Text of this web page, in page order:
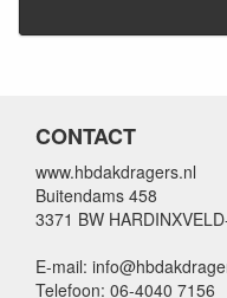
CONTACT
www.hbdakdragers.nl
Buitendams 458
3371 BW
E-mail:
Telefoon: 06-4040 7156